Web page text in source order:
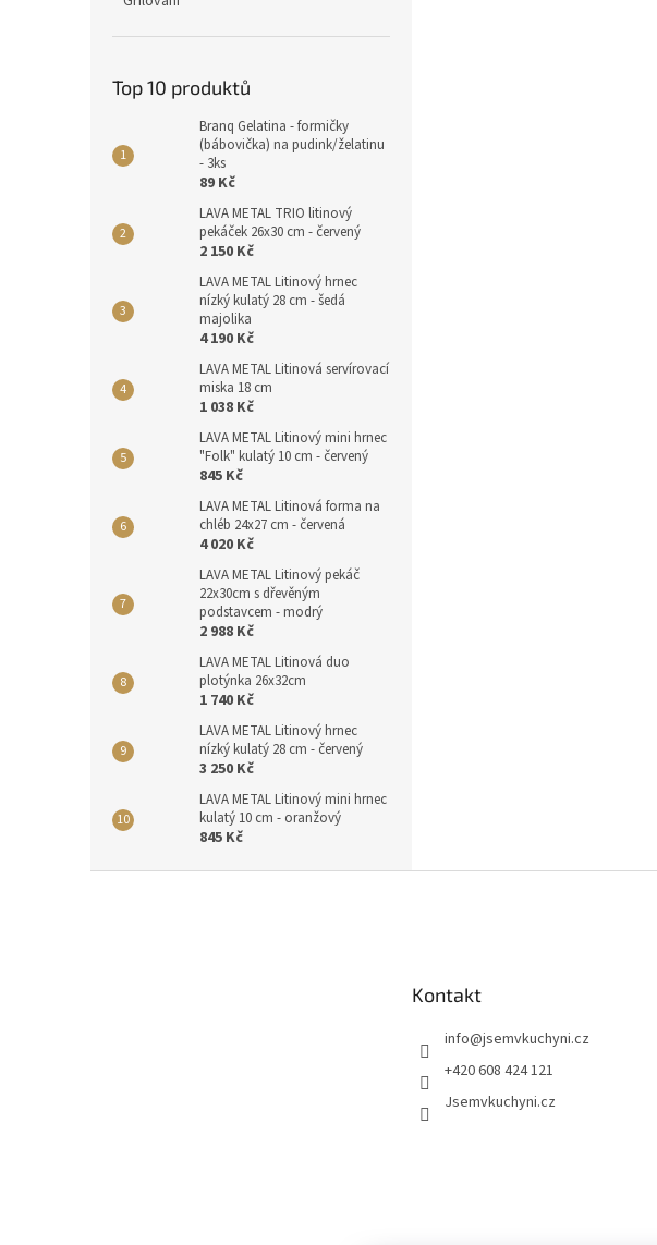
Top 10 produktů
Branq Gelatina - formičky
(bábovička) na pudink/želatinu
- 3ks
89 Kč
LAVA METAL TRIO litinový
pekáček 26x30 cm - červený
2 150 Kč
LAVA METAL Litinový hrnec
nízký kulatý 28 cm - šedá
majolika
4 190 Kč
LAVA METAL Litinová servírovací
miska 18 cm
1 038 Kč
LAVA METAL Litinový mini hrnec
"Folk" kulatý 10 cm - červený
845 Kč
LAVA METAL Litinová forma na
chléb 24x27 cm - červená
4 020 Kč
LAVA METAL Litinový pekáč
22x30cm s dřevěným
podstavcem - modrý
2 988 Kč
LAVA METAL Litinová duo
plotýnka 26x32cm
1 740 Kč
LAVA METAL Litinový hrnec
nízký kulatý 28 cm - červený
3 250 Kč
LAVA METAL Litinový mini hrnec
kulatý 10 cm - oranžový
845 Kč
Kontakt
info@jsemvkuchyni.cz
+420 608 424 121
Jsemvkuchyni.cz